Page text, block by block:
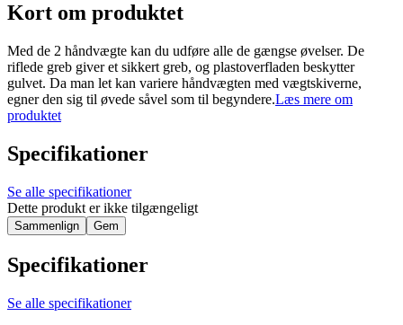
Kort om produktet
Med de 2 håndvægte kan du udføre alle de gængse øvelser. De
riflede greb giver et sikkert greb, og plastoverfladen beskytter
gulvet. Da man let kan variere håndvægten med vægtskiverne,
egner den sig til øvede såvel som til begyndere.Læs mere om
produktet
Specifikationer
Se alle specifikationer
Dette produkt er ikke tilgængeligt
Sammenlign Gem
Specifikationer
Se alle specifikationer